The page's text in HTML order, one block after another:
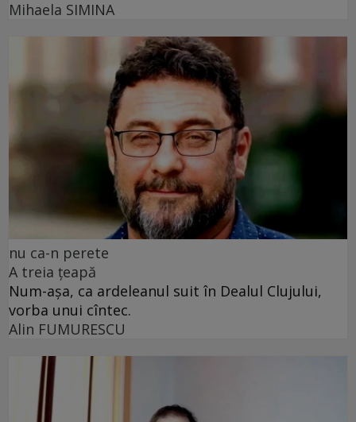
Mihaela SIMINA
nu ca-n perete
A treia țeapă
Num-așa, ca ardeleanul suit în Dealul Clujului,
vorba unui cîntec.
Alin FUMURESCU